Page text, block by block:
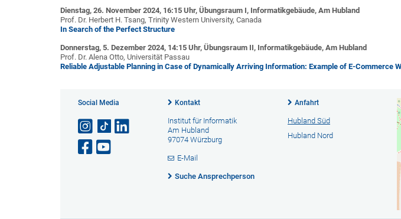
Dienstag, 26. November 2024, 16:15 Uhr, Übungsraum I, Informatikgebäude, Am Hubland
Prof. Dr. Herbert H. Tsang, Trinity Western University, Canada
In Search of the Perfect Structure
Donnerstag, 5. Dezember 2024, 14:15 Uhr, Übungsraum II, Informatikgebäude, Am Hubland
Prof. Dr. Alena Otto, Universität Passau
Reliable Adjustable Planning in Case of Dynamically Arriving Information: Example of E-Commerce
Social Media Kontakt
Institut für Informatik
Am Hubland
97074 Würzburg
E-Mail
Suche Ansprechperson
Anfahrt
Hubland Süd
Hubland Nord